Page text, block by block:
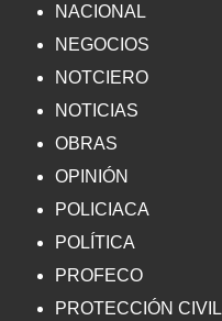
NACIONAL
NEGOCIOS
NOTCIERO
NOTICIAS
OBRAS
OPINIÓN
POLICIACA
POLÍTICA
PROFECO
PROTECCIÓN CIVIL